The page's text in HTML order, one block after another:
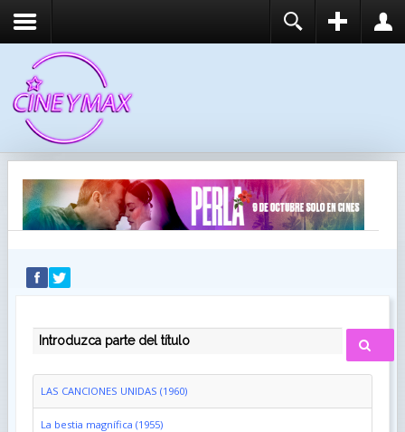
RECUÉRDEME
IDENTIFICARSE
INTRODUZCA PARTE DEL TÍTULO
LAS CANCIONES UNIDAS (1960)
La bestia magnífica (1955)